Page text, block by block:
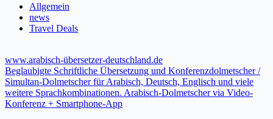
Allgemein
news
Travel Deals
www.arabisch-übersetzer-deutschland.de
Beglaubigte Schriftliche Übersetzung und Konferenzdolmetscher /
Simultan-Dolmetscher für Arabisch, Deutsch, Englisch und viele
weitere Sprachkombinationen. Arabisch-Dolmetscher via Video-
Konferenz + Smartphone-App